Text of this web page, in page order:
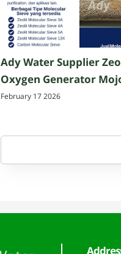
Ady Water Supplier
Oxygen Generator
February 17 2026